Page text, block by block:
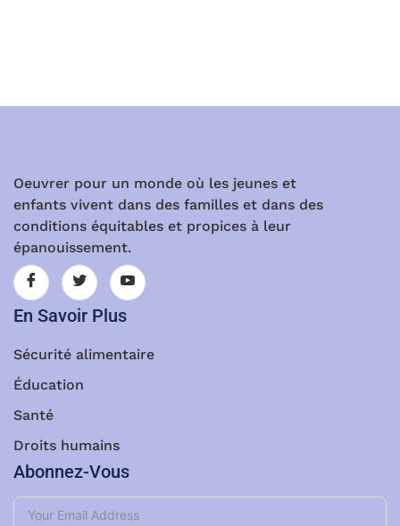
Oeuvrer pour un monde où les jeunes et
enfants vivent dans des familles et dans des
conditions équitables et propices à leur
épanouissement.
En Savoir Plus
Sécurité alimentaire
Éducation
Santé
Droits humains
Abonnez-Vous